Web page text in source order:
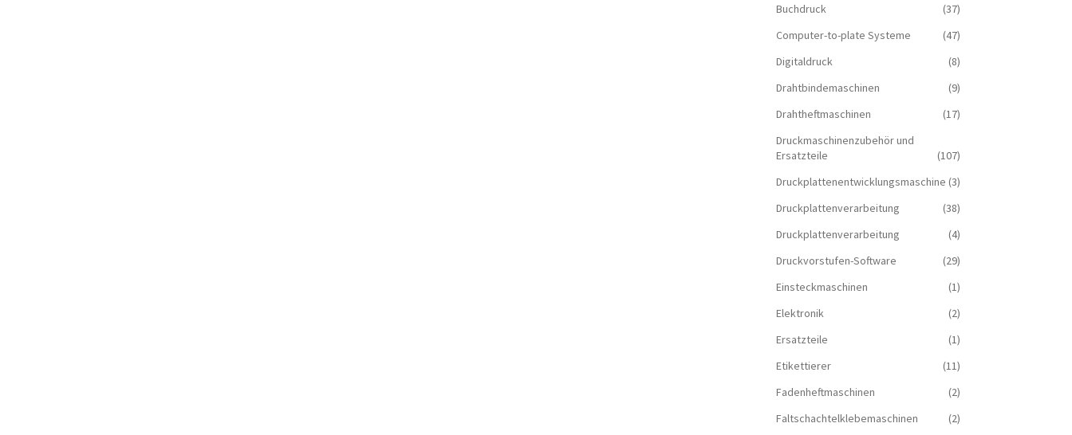
Buchdruck
(37)
Computer-to-plate Systeme
(47)
Digitaldruck
(8)
Drahtbindemaschinen
(9)
Drahtheftmaschinen
(17)
Druckmaschinenzubehör und
Ersatzteile
(107)
Druckplattenentwicklungsmaschine (3)
Druckplattenverarbeitung
(38)
Druckplattenverarbeitung
(4)
Druckvorstufen-Software
(29)
Einsteckmaschinen
(1)
Elektronik
(2)
Ersatzteile
(1)
Etikettierer
(11)
Fadenheftmaschinen
(2)
Faltschachtelklebemaschinen
(2)